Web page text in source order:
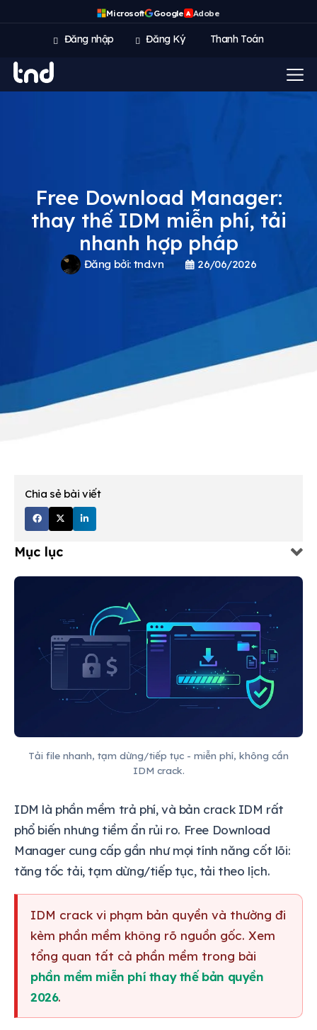
Microsoft Google A Adobe
Đăng nhập Đăng Ký Thanh Toán
Free Download Manager:
thay thế IDM miễn phí, tải
nhanh hợp pháp
Đăng bởi: tnd.vn 26/06/2026
Chia sẻ bài viết
Mục lục
Tải file nhanh, tạm dừng/tiếp tục - miễn phí, không cần
IDM crack.
IDM là phần mềm trả phí, và bản crack IDM rất
phổ biến nhưng tiềm ẩn rủi ro. Free Download
Manager cung cấp gần như mọi tính năng cốt lõi:
tăng tốc tải, tạm dừng/tiếp tục, tải theo lịch.
IDM crack vi phạm bản quyền và thường đi
kèm phần mềm không rõ nguồn gốc. Xem
tổng quan tất cả phần mềm trong bài
phần mềm miễn phí thay thế bản quyền
2026.